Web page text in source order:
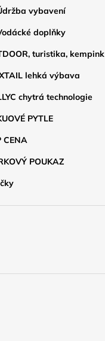
vybavení
doplňky
turistika, kempink
lehká výbava
chytrá technologie
PYTLE
CENA
POUKAZ